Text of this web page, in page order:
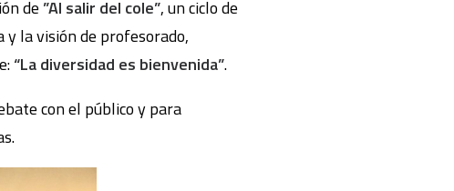
de ”Al salir del cole”, un ciclo de
y la visión de profesorado,
“La diversidad es bienvenida”.
con el público y para